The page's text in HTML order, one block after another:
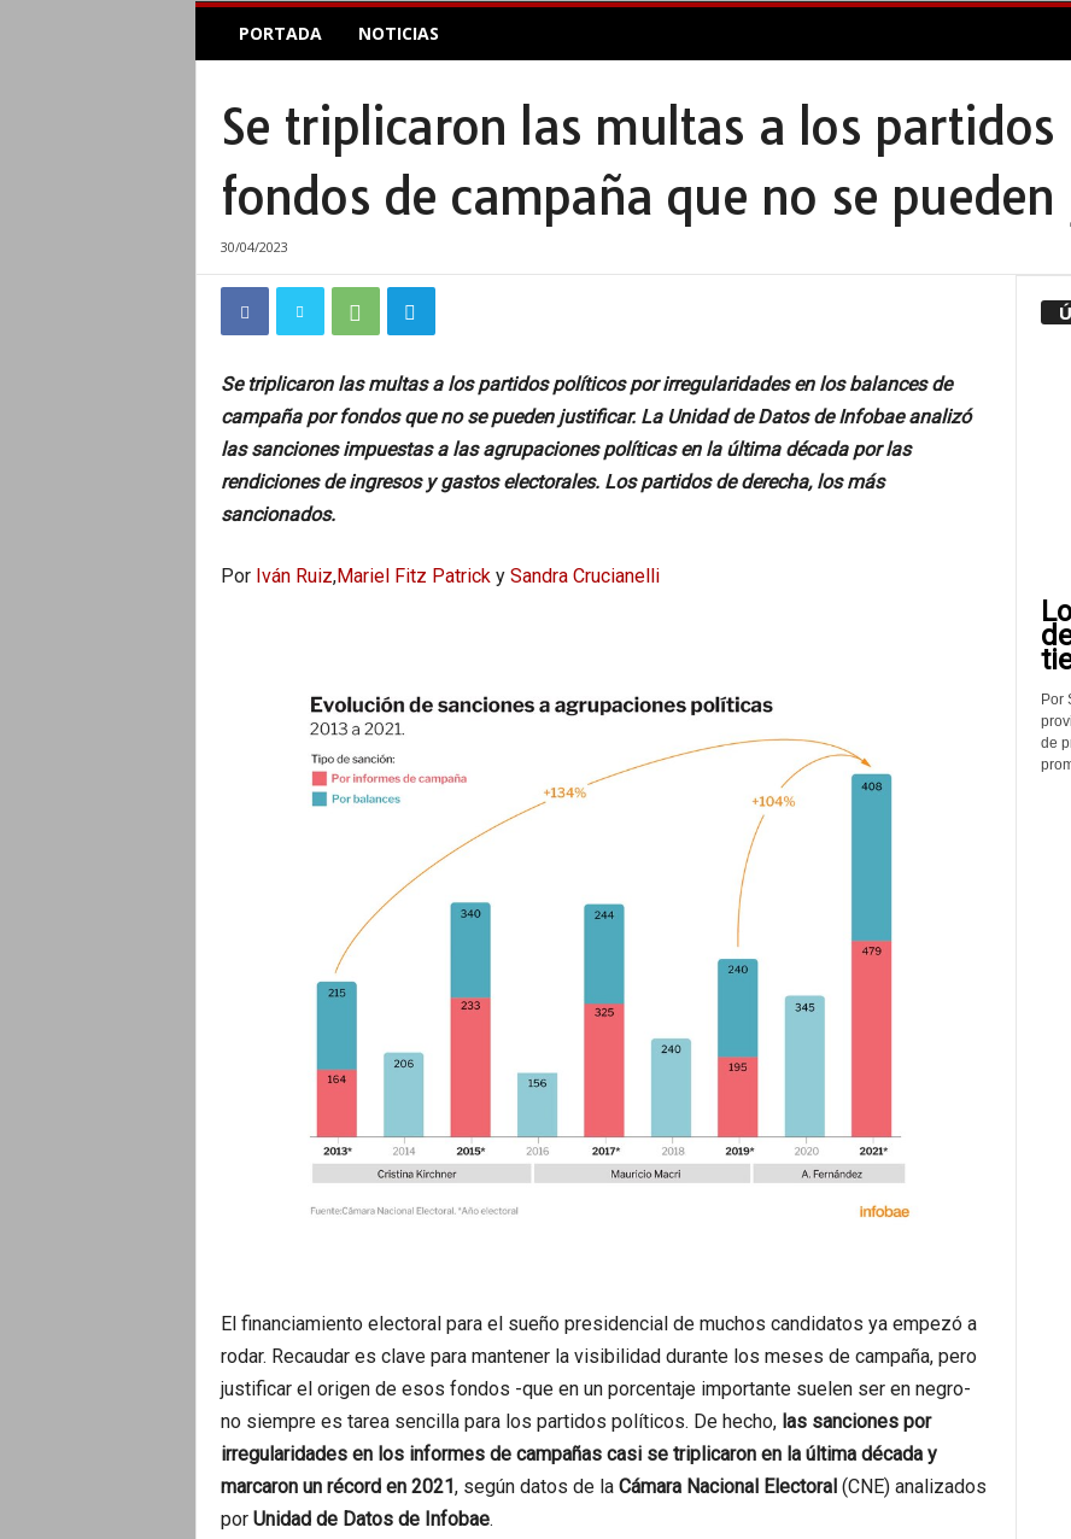
E
A
PORTADA NOTICIAS
Se triplicaron las multas a los
fondos de campaña que no se
30/04/2023
Se triplicaron las multas a los partidos políticos por irregularidades en los balances de
campaña por fondos que no se pueden justificar. La Unidad de Datos de Infobae analizó
las sanciones impuestas a las agrupaciones políticas en la última década por las
rendiciones de ingresos y gastos electorales. Los partidos de derecha, los más
sancionados.
Por Iván Ruiz,Mariel Fitz Patrick y Sandra Crucianelli
El financiamiento electoral para el sueño presidencial de muchos candidatos ya empezó a
rodar. Recaudar es clave para mantener la visibilidad durante los meses de campaña, pero
justificar el origen de esos fondos -que en un porcentaje importante suelen ser en negro-
no siempre es tarea sencilla para los partidos políticos. De hecho, las sanciones por
irregularidades en los informes de campañas casi se triplicaron en la última década y
marcaron un récord en 2021 , según datos de la Cámara Nacional Electoral (CNE) analizados
por Unidad de Datos de Infobae.
Por
de